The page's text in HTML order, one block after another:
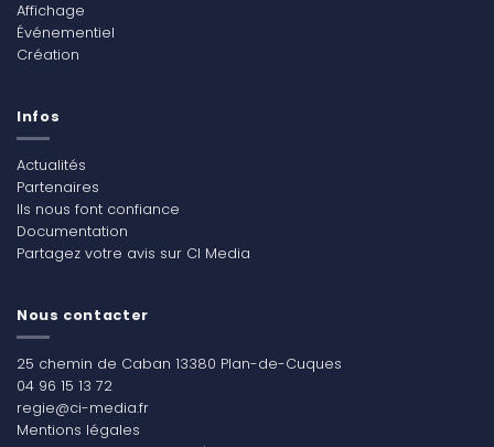
Affichage
Événementiel
Création
Infos
Actualités
Partenaires
Ils nous font confiance
Documentation
Partagez votre avis sur CI Media
Nous contacter
25 chemin de Caban 13380 Plan-de-Cuques
04 96 15 13 72
regie@ci-media.fr
Mentions légales